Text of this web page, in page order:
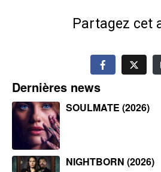
Partagez cet
Dernières news
SOULMATE (2026)
NIGHTBORN (2026)